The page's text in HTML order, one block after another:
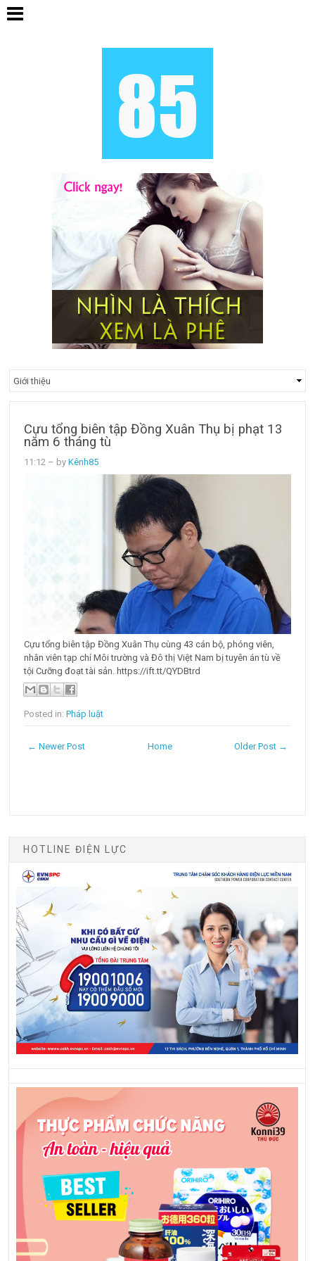
Cựu tổng biên tập Đồng Xuân Thụ bị phạt 13
năm 6 tháng tù
11:12 – byKênh85
Cựu tổng biên tập Đồng Xuân Thụ cùng 43 cán bộ, phóng viên,
nhân viên tạp chí Môi trường và Đô thị Việt Nam bị tuyên án tù về
tội Cưỡng đoạt tài sản. https://ift.tt/QYDBtrd
Posted in:Pháp luật
← Newer Post Older Post →
Home
HOTLINE ĐIỆN LỰC